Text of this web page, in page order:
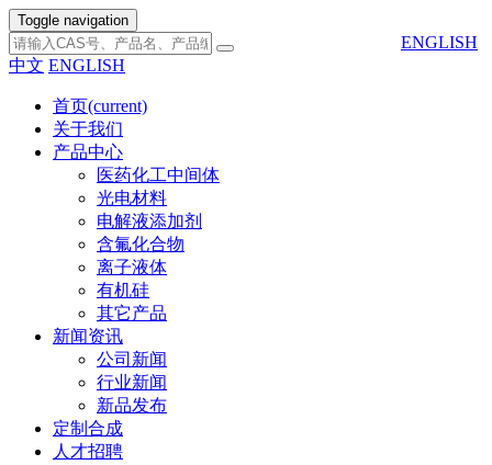
Toggle navigation
ENGLISH
中文 ENGLISH
首页(current)
关于我们
产品中心
医药化工中间体
光电材料
电解液添加剂
含氟化合物
离子液体
有机硅
其它产品
新闻资讯
公司新闻
行业新闻
新品发布
定制合成
人才招聘